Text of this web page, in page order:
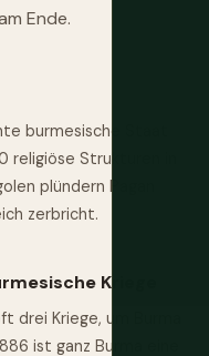
Ende.
burmesische Staat
religiöse Strukturen in
plündern Pagan
zerbricht.
Kriege
drei Kriege, um Burma
ist ganz Burma eine